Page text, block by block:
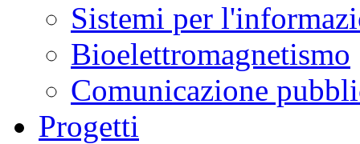
Sistemi per
Bioelettromagnetismo
Comunicazione
Progetti